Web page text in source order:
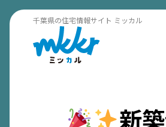
千葉県の住宅情報サイト ミッカル
新